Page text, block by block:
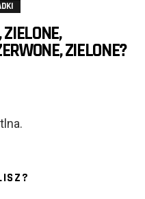
ZIELONE?